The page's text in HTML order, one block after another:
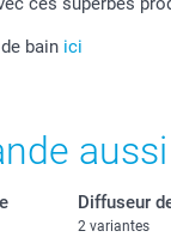
bain ici
aussi
Diffuseur
2 variantes